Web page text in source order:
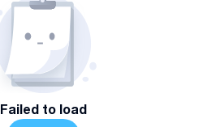
Failed to load